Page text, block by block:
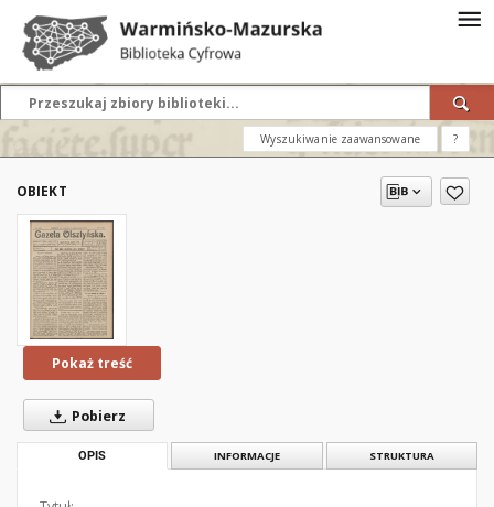
Wyszukiwanie zaawansowane ?
OBIEKT
Pokaż treść
Pobierz
OPIS INFORMACJE STRUKTURA